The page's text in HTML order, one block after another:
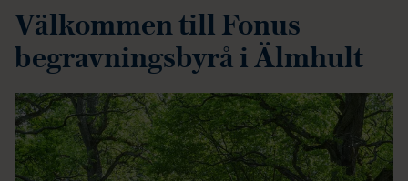
Välkommen till Fonus
begravningsbyrå i Älmhult